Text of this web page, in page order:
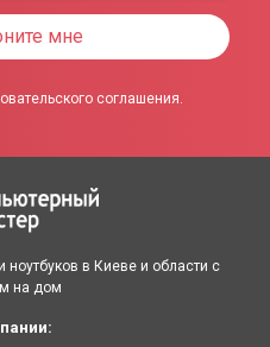
мне
соглашения.
в Киеве и области с
на дом